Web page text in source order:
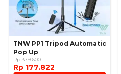
TNW PP1 Tripod Automatic
Pop Up
Rp 379.600
Rp 177.822